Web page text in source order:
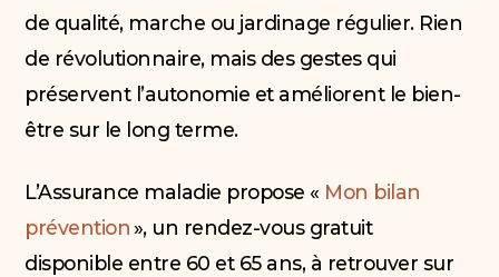
de qualité, marche ou jardinage régulier. Rien
de révolutionnaire, mais des gestes qui
préservent l’autonomie et améliorent le bien-
être sur le long terme.
L’Assurance maladie propose « Mon bilan
prévention», un rendez-vous gratuit
disponible entre 60 et 65 ans, à retrouver sur